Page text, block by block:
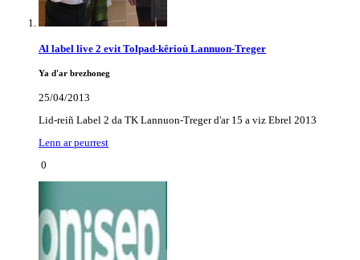
Al label live 2 evit Tolpad-kêrioù Lannuon-Treger
Ya d'ar brezhoneg
25/04/2013
Lid-reiñ Label 2 da TK Lannuon-Treger d'ar 15 a viz Ebrel 2013
Lenn ar peurrest
0